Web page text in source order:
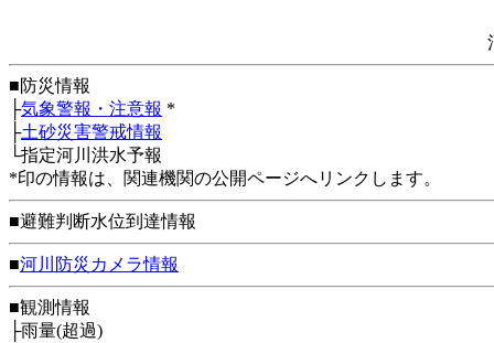
■防災情報
├気象警報・注意報 *
├土砂災害警戒情報
└指定河川洪水予報
*印の情報は、関連機関の公開ページへリンクします。
■避難判断水位到達情報
■河川防災カメラ情報
■観測情報
├雨量(超過)